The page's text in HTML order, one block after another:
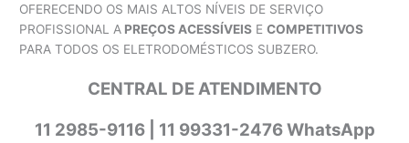
OFERECENDO OS MAIS ALTOS NÍVEIS DE SERVIÇO
PROFISSIONAL A PREÇOS ACESSÍVEIS ECOMPETITIVOS
PARA TODOS OS ELETRODOMÉSTICOS SUBZERO.
CENTRAL DE ATENDIMENTO
11 2985-9116 | 11 99331-2476 WhatsApp